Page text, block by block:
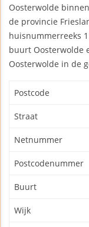
Oosterwolde
de provincie
huisnummerreeks
buurt Oosterwolde
Oosterwolde in de
Postcode
Straat
Netnummer
Postcodenummer
Buurt
Wijk